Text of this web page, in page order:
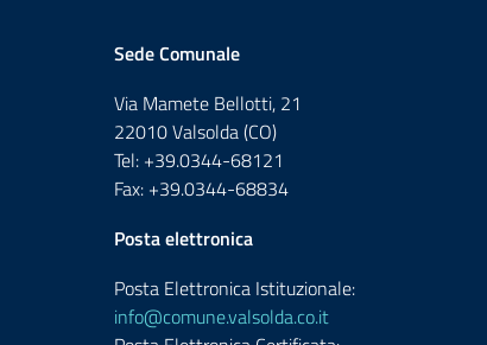
Sede Comunale
Via Mamete Bellotti, 21
22010 Valsolda (CO)
Tel: +39.0344-68121
Fax: +39.0344-68834
Posta elettronica
Posta Elettronica Istituzionale:
info@comune.valsolda.co.it